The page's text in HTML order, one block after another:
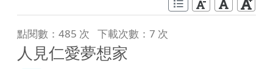
點閱數：485 次 下載次數：7 次
人見仁愛夢想家